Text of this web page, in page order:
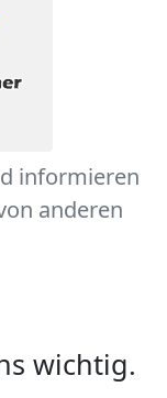
informieren
anderen
wichtig.